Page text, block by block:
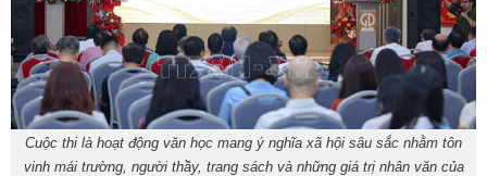
Cuộc thi là hoạt động văn học mang ý nghĩa xã hội sâu sắc nhằm tôn
vinh mái trường, người thầy, trang sách và những giá trị nhân văn của